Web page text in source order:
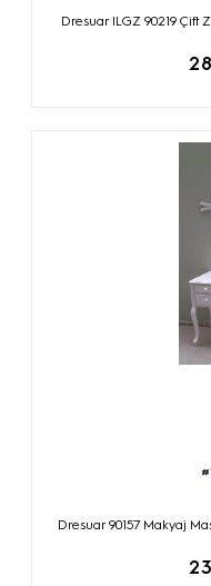
Dresuar ILGZ 90219 Çift
Dresuar 90157 Makyaj